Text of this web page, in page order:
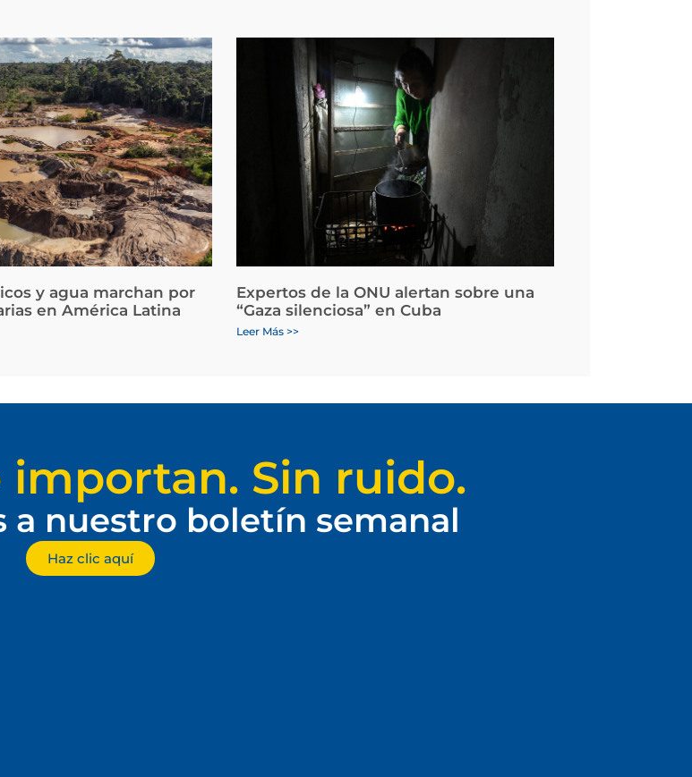
y agua marchan por
en América Latina
Expertos de la ONU alertan sobre una
“Gaza silenciosa” en Cuba
Leer Más >>
importan. Sin ruido.
a nuestro boletín semanal
Haz clic aquí